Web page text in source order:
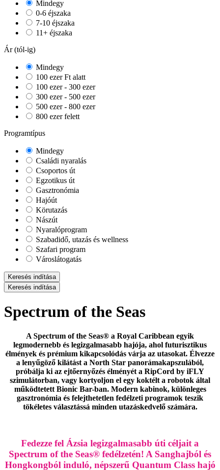
Mindegy
0-6 éjszaka
7-10 éjszaka
11+ éjszaka
Ár (tól-ig)
Mindegy
100 ezer Ft alatt
100 ezer - 300 ezer
300 ezer - 500 ezer
500 ezer - 800 ezer
800 ezer felett
Programtípus
Mindegy
Családi nyaralás
Csoportos út
Egzotikus út
Gasztronómia
Hajóút
Körutazás
Nászút
Nyaralóprogram
Szabadidő, utazás és wellness
Szafari program
Városlátogatás
Keresés indítása
Keresés indítása
Spectrum of the Seas
A Spectrum of the Seas® a Royal Caribbean egyik
legmodernebb és legizgalmasabb hajója, ahol futurisztikus
élmények és prémium kikapcsolódás várja az utasokat. Élvezze
a lenyűgöző kilátást a North Star panorámakapszulából,
próbálja ki az ejtőernyőzés élményét a RipCord by iFLY
szimulátorban, vagy kortyoljon el egy koktélt a robotok által
működtetett Bionic Bar-ban. Modern kabinok, különleges
gasztronómia és felejthetetlen fedélzeti programok teszik
tökéletes választássá minden utazáskedvelő számára.
Fedezze fel Ázsia legizgalmasabb úti céljait a
Spectrum of the Seas® fedélzetén! A Sanghajból és
Hongkongból induló, népszerű Quantum Class hajó